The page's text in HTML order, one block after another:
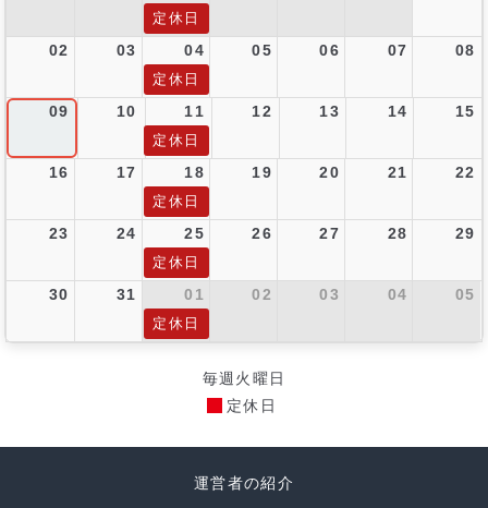
定休日
02 03 04 05 06 07 08
定休日
09 10 11 12 13 14 15
定休日
16 17 18 19 20 21 22
定休日
23 24 25 26 27 28 29
定休日
30 31 01 02 03 04 05
定休日
毎週火曜日
定休日
運営者の紹介